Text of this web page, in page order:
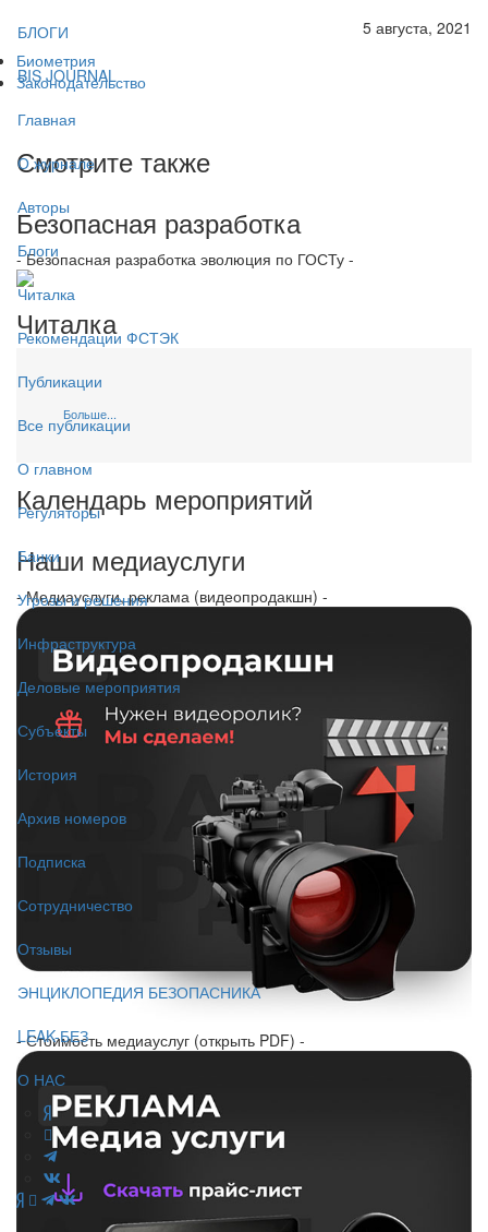
БЛОГИ
BIS JOURNAL
Главная
О журнале
Авторы
Блоги
Читалка
Рекомендации ФСТЭК
Публикации
Все публикации
О главном
Регуляторы
Банки
Угрозы и решения
Инфраструктура
Деловые мероприятия
Субъекты
История
Архив номеров
Подписка
Сотрудничество
Отзывы
ЭНЦИКЛОПЕДИЯ БЕЗОПАСНИКА
LEAK-БЕЗ
О НАС
5 августа, 2021
Биометрия
Законодательство
Смотрите также
Безопасная разработка
- Безопасная разработка эволюция по ГОСТу -
Читалка
Больше...
Календарь мероприятий
Наши медиауслуги
- Медиауслуги, реклама (видеопродакшн) -
- Стоимость медиауслуг (открыть PDF) -